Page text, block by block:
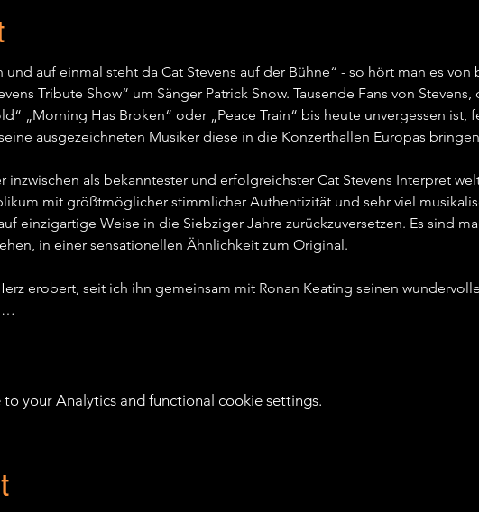
und auf einmal steht da Cat Stevens auf der Bühne“ - so hört man es von
Tribute Show“ um Sänger Patrick Snow. Tausende Fans von
„Morning Has Broken“ oder „Peace Train“ bis heute unvergessen ist,
ausgezeichneten Musiker diese in die Konzerthallen Europas
inzwischen als bekanntester und erfolgreichster Cat Stevens Interpret
mit größtmöglicher stimmlicher Authentizität und sehr viel
einzigartige Weise in die Siebziger Jahre zurückzuversetzen. Es sind
in einer sensationellen Ähnlichkeit zum Original.
erobert, seit ich ihn gemeinsam mit Ronan Keating seinen
your Analytics and functional cookie settings.